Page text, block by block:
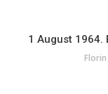
1 August